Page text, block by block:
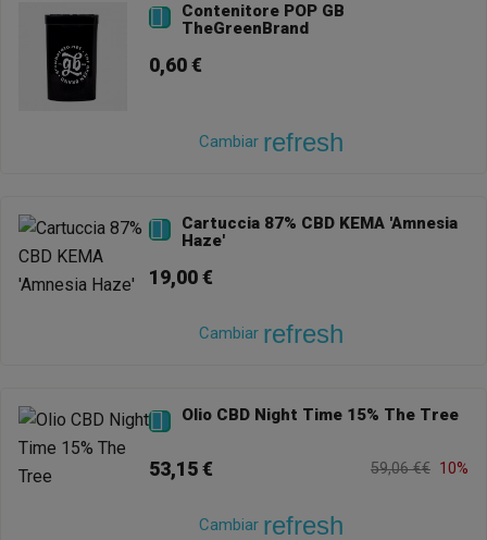

Contenitore POP GB
TheGreenBrand
0,60 €
Cambiar refresh

Cartuccia 87% CBD KEMA 'Amnesia
Haze'
19,00 €
Cambiar refresh
 Olio CBD Night Time 15% The Tree
53,15 € 59,06 €€ 10%
Cambiar refresh